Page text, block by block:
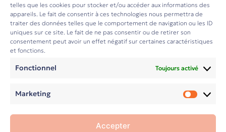
telles que les cookies pour stocker et/ou accéder aux informations des
appareils. Le fait de consentir à ces technologies nous permettra de
traiter des données telles que le comportement de navigation ou les ID
uniques sur ce site. Le fait de ne pas consentir ou de retirer son
consentement peut avoir un effet négatif sur certaines caractéristiques
et fonctions.
Fonctionnel Toujours activé
Marketing
Accepter
effectuer des missions: c’est maîtriser son statut,
tarifer avec justesse et structurer une activité qui
tient la route.
Les aspects administratifs et organisationnels du
freelancing ? Même pas peur. Je m’y suis reformée,
j’accompagne
un point commun : l’envie de bien faire et d’être